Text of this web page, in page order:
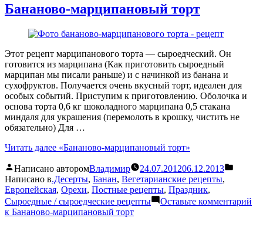
Бананово-марципановый торт
Этот рецепт марципанового торта — сыроедческий. Он
готовится из марципана (Как приготовить сыроедный
марципан мы писали раньше) и с начинкой из банана и
сухофруктов. Получается очень вкусный торт, идеален для
особых событий. Приступим к приготовлению. Оболочка и
основа торта 0,6 кг шоколадного марципана 0,5 стакана
миндаля для украшения (перемолоть в крошку, чистить не
обязательно) Для …
Читать далее «Бананово-марципановый торт»
Написано авторомВладимир 24.07.201206.12.2013
Написано в.Десерты, Банан, Вегетарианские рецепты,
Европейская, Орехи, Постные рецепты, Праздник,
Сыроедные / сыроедческие рецепты
Оставьте комментарий
к Бананово-марципановый торт